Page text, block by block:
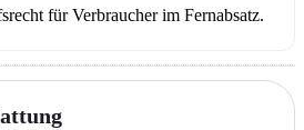
für Verbraucher im Fernabsatz.